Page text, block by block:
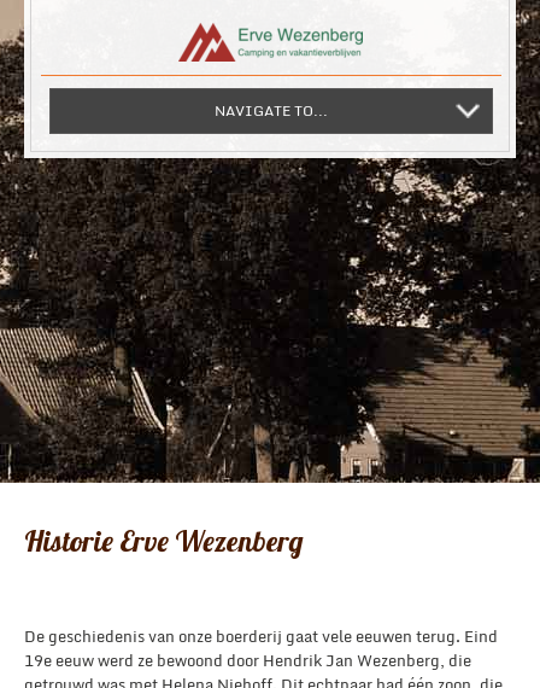
NAVIGATE TO...
Historie Erve Wezenberg
De geschiedenis van onze boerderij gaat vele eeuwen terug. Eind
19e eeuw werd ze bewoond door Hendrik Jan Wezenberg, die